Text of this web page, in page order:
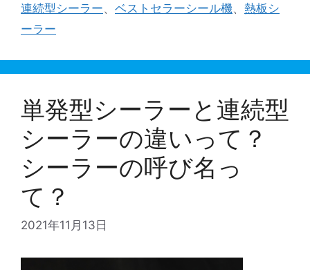
連続型シーラー、 ベストセラーシール機、 熱板シ
ーラー
単発型シーラーと連続型
シーラーの違いって？
シーラーの呼び名っ
て？
2021年11月13日